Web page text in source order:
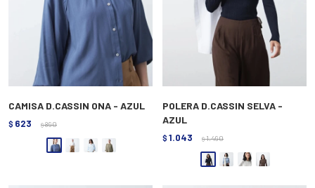
CAMISA D.CASSIN ONA - AZUL
$ 623 $ 890
POLERA D.CASSIN SELVA -
AZUL
$ 1.043 $ 1.490